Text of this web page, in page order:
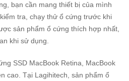
bạn cần mang thiết bị của mình
tra, chạy thử ổ cứng trước khi
sản phẩm ổ cứng thích hợp nhất,
khi sử dụng.
SSD MacBook Retina, MacBook
cao. Tại Lagihitech, sản phẩm ổ